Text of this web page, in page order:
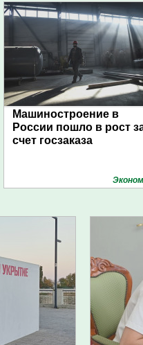
Машиностроение в
России пошло в рост
счет госзаказа